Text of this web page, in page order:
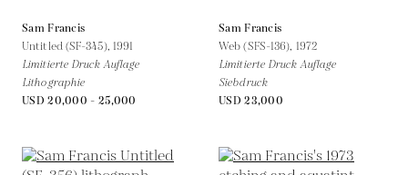
Sam Francis
Untitled (SF-345), 1991
Limitierte Druck Auflage
Lithographie
USD 20,000 - 25,000
Sam Francis
Web (SFS-136), 1972
Limitierte Druck Auflage
Siebdruck
USD 23,000